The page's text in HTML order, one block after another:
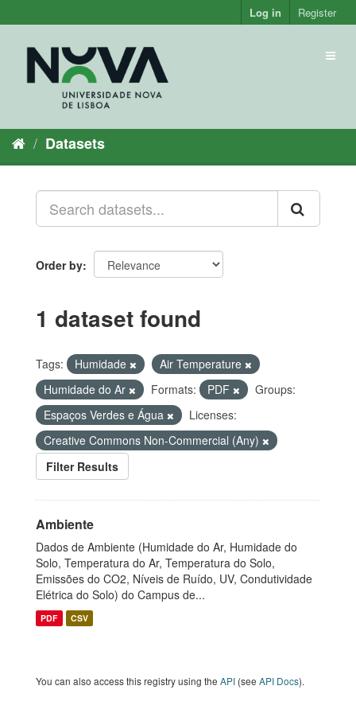
to
Log in Register
Datasets
Order by
1 dataset found
Tags: Humidade
Air Temperature
Humidade do Ar
Formats: PDF
Groups:
Espaços Verdes e Água
Licenses:
Creative Commons Non-Commercial (Any)
Filter Results
Ambiente
Dados de Ambiente (Humidade do Ar, Humidade do
Solo, Temperatura do Ar, Temperatura do Solo,
Emissões do CO2, Níveis de Ruído, UV, Condutividade
Elétrica do Solo) do Campus de...
PDF CSV
You can also access this registry using the API (see API Docs).